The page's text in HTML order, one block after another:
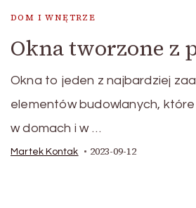
DOM I WNĘTRZE
Okna tworzone z
Okna to jeden z najbardziej
elementów budowlanych,
w domach i w …
Martek Kontak 2023-09-12